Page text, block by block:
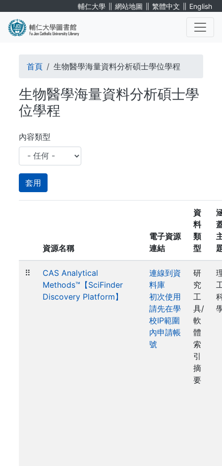
輔仁大學 ∥ 網站地圖 ∥ 繁體中文 ∥ English
導
航
連
結
首頁 生物醫學海量資料分析碩士學位學程
生物醫學海量資料分析碩士學
位學程
內容類型
資源名稱
電子資源
連結
資
料
類
型
⠿
CAS Analytical
Methods™【SciFinder
Discovery Platform】
連線到資
料庫
初次使用
請先在學
校IP範圍
內申請帳
號
研
究
工
具/
軟
體
索
引
摘
要